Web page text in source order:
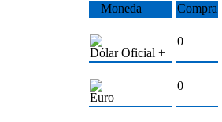
Moneda Compra
Dólar Oficial +
0
Euro
0